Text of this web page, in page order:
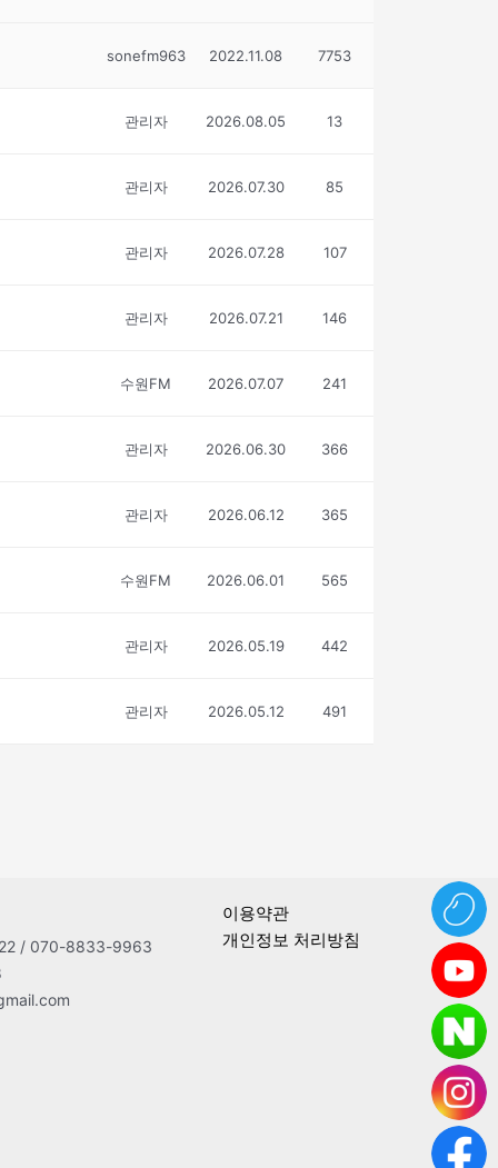
sonefm963 2022.11.08 7753
관리자 2026.08.05 13
관리자 2026.07.30 85
관리자 2026.07.28 107
관리자 2026.07.21 146
수원FM 2026.07.07 241
관리자 2026.06.30 366
관리자 2026.06.12 365
수원FM 2026.06.01 565
관리자 2026.05.19 442
관리자 2026.05.12 491
/ 070-8833-9963
이용약관
개인정보 처리방침